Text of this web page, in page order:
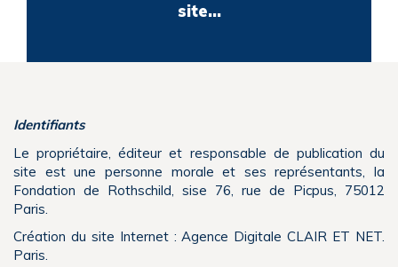
site…
Identifiants
Le propriétaire, éditeur et responsable de publication du
site est une personne morale et ses représentants, la
Fondation de Rothschild, sise 76, rue de Picpus, 75012
Paris.
Création du site Internet :Agence Digitale CLAIR ET NET.
Paris.